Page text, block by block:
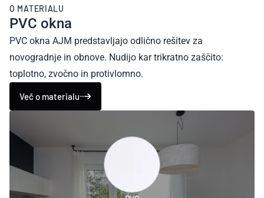
O MATERIALU
PVC okna
PVC okna AJM predstavljajo odlično rešitev za
novogradnje in obnove. Nudijo kar trikratno zaščito:
toplotno, zvočno in protivlomno.
Več o materialu